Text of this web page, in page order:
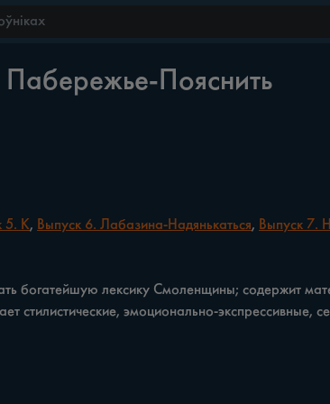
Пабережье-Пояснить
5. К, Выпуск 6. Лабазина-Надянькаться, Выпуск 7.
богатейшую лексику Смоленщины; содержит
стилистические, эмоционально-экспрессивные,